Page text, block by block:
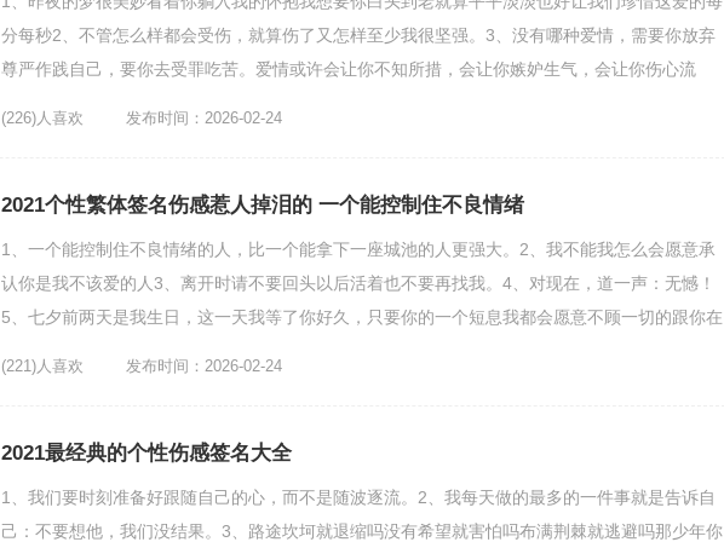
分每秒2、不管怎么样都会受伤，就算伤了又怎样至少我很坚强。3、没有哪种爱情，需要你放弃
尊严作践自己，要你去受罪吃苦。爱情或许会让你不知所措，会让你嫉妒生气，会让你伤心流
(226)人喜欢 发布时间：2026-02-24
2021个性繁体签名伤感惹人掉泪的 一个能控制住不良情绪
1、一个能控制住不良情绪的人，比一个能拿下一座城池的人更强大。2、我不能我怎么会愿意承
认你是我不该爱的人3、离开时请不要回头以后活着也不要再找我。4、对现在，道一声：无憾！
5、七夕前两天是我生日，这一天我等了你好久，只要你的一个短息我都会愿意不顾一切的跟你在
(221)人喜欢 发布时间：2026-02-24
2021最经典的个性伤感签名大全
1、我们要时刻准备好跟随自己的心，而不是随波逐流。2、我每天做的最多的一件事就是告诉自
己：不要想他，我们没结果。3、路途坎坷就退缩吗没有希望就害怕吗布满荆棘就逃避吗那少年你